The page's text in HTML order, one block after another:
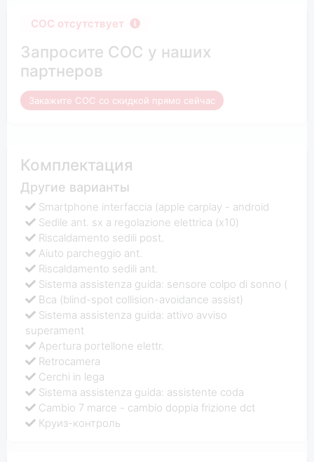
COC отсутствует
Запросите COC у наших
партнеров
Закажите COC со скидкой прямо сейчас
Комплектация
Другие варианты
Smartphone interfaccia (apple carplay - android
Sedile ant. sx a regolazione elettrica (x10)
Riscaldamento sedili post.
Aiuto parcheggio ant.
Riscaldamento sedili ant.
Sistema assistenza guida: sensore colpo di sonno (
Bca (blind-spot collision-avoidance assist)
Sistema assistenza guida: attivo avviso
superament
Apertura portellone elettr.
Retrocamera
Cerchi in lega
Sistema assistenza guida: assistente coda
Cambio 7 marce - cambio doppia frizione dct
Круиз-контроль